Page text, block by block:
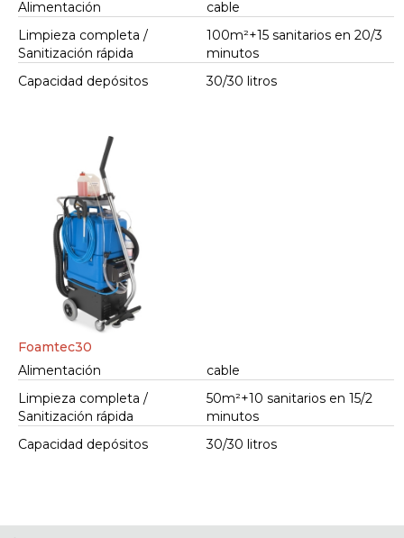
Alimentación
cable
Limpieza completa /
Sanitización rápida
100m²+15 sanitarios en 20/3
minutos
Capacidad depósitos
30/30 litros
Foamtec30
Alimentación
cable
Limpieza completa /
Sanitización rápida
50m²+10 sanitarios en 15/2
minutos
Capacidad depósitos
30/30 litros